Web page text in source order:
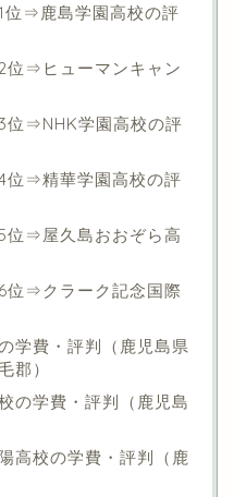
位⇒鹿島学園高校の評
位⇒ヒューマンキャン
位⇒NHK学園高校の評
位⇒精華学園高校の評
位⇒屋久島おおぞら高
位⇒クラーク記念国際
学費・評判（鹿児島県
郡）
の学費・評判（鹿児島
高校の学費・評判（鹿